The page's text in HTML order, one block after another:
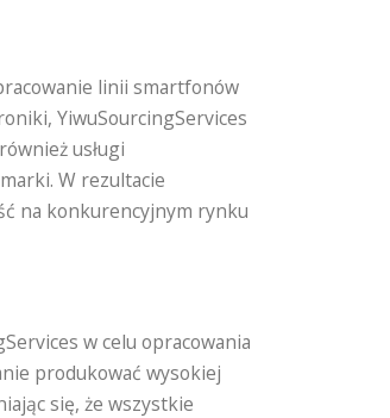
linii smartfonów
YiwuSourcingServices
usługi
W rezultacie
na konkurencyjnym rynku
w celu opracowania
produkować wysokiej
się, że wszystkie